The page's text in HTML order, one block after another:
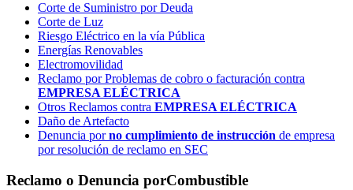
Corte de Suministro por Deuda
Corte de Luz
Riesgo Eléctrico en la vía Pública
Energías Renovables
Electromovilidad
Reclamo por Problemas de cobro o facturación contra
EMPRESA ELÉCTRICA
Otros Reclamos contra EMPRESA ELÉCTRICA
Daño de Artefacto
Denuncia porno cumplimiento de instrucción de empresa
por resolución de reclamo en SEC
Reclamo o Denuncia porCombustible